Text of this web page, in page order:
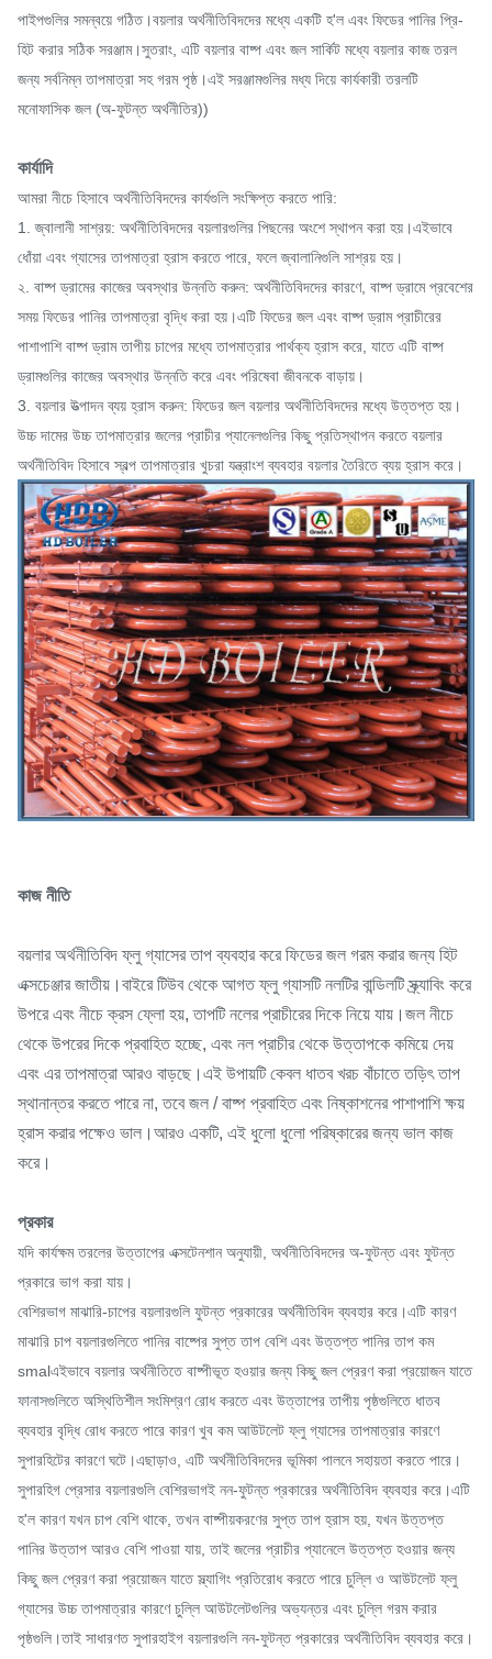
পাইপগুলির সমন্বয়ে গঠিত।বয়লার অর্থনীতিবিদদের মধ্যে একটি হ'ল এবং ফিডের পানির প্রি-
হিট করার সঠিক সরঞ্জাম।সুতরাং, এটি বয়লার বাষ্প এবং জল সার্কিট মধ্যে বয়লার কাজ তরল
জন্য সর্বনিম্ন তাপমাত্রা সহ গরম পৃষ্ঠ।এই সরঞ্জামগুলির মধ্য দিয়ে কার্যকারী তরলটি
মনোফাসিক জল (অ-ফুটন্ত অর্থনীতির))
কার্যাদি
আমরা নীচে হিসাবে অর্থনীতিবিদদের কার্যগুলি সংক্ষিপ্ত করতে পারি:
1. জ্বালানী সাশ্রয়: অর্থনীতিবিদদের বয়লারগুলির পিছনের অংশে স্থাপন করা হয়।এইভাবে
ধোঁয়া এবং গ্যাসের তাপমাত্রা হ্রাস করতে পারে, ফলে জ্বালানিগুলি সাশ্রয় হয়।
২. বাষ্প ড্রামের কাজের অবস্থার উন্নতি করুন: অর্থনীতিবিদদের কারণে, বাষ্প ড্রামে প্রবেশের
সময় ফিডের পানির তাপমাত্রা বৃদ্ধি করা হয়।এটি ফিডের জল এবং বাষ্প ড্রাম প্রাচীরের
পাশাপাশি বাষ্প ড্রাম তাপীয় চাপের মধ্যে তাপমাত্রার পার্থক্য হ্রাস করে, যাতে এটি বাষ্প
ড্রামগুলির কাজের অবস্থার উন্নতি করে এবং পরিষেবা জীবনকে বাড়ায়।
3. বয়লার উত্পাদন ব্যয় হ্রাস করুন: ফিডের জল বয়লার অর্থনীতিবিদদের মধ্যে উত্তপ্ত হয়।
উচ্চ দামের উচ্চ তাপমাত্রার জলের প্রাচীর প্যানেলগুলির কিছু প্রতিস্থাপন করতে বয়লার
অর্থনীতিবিদ হিসাবে স্বল্প তাপমাত্রার খুচরা যন্ত্রাংশ ব্যবহার বয়লার তৈরিতে ব্যয় হ্রাস করে।
কাজ নীতি
বয়লার অর্থনীতিবিদ ফ্লু গ্যাসের তাপ ব্যবহার করে ফিডের জল গরম করার জন্য হিট
এক্সচেঞ্জার জাতীয়।বাইরে টিউব থেকে আগত ফ্লু গ্যাসটি নলটির বান্ডিলটি স্ক্র্যাবিং করে
উপরে এবং নীচে ক্রস ফ্লো হয়, তাপটি নলের প্রাচীরের দিকে নিয়ে যায়।জল নীচে
থেকে উপরের দিকে প্রবাহিত হচ্ছে, এবং নল প্রাচীর থেকে উত্তাপকে কমিয়ে দেয়
এবং এর তাপমাত্রা আরও বাড়ছে।এই উপায়টি কেবল ধাতব খরচ বাঁচাতে তড়িৎ তাপ
স্থানান্তর করতে পারে না, তবে জল / বাষ্প প্রবাহিত এবং নিষ্কাশনের পাশাপাশি ক্ষয়
হ্রাস করার পক্ষেও ভাল।আরও একটি, এই ধুলো ধুলো পরিষ্কারের জন্য ভাল কাজ
করে।
প্রকার
যদি কার্যক্ষম তরলের উত্তাপের এক্সটেনশান অনুযায়ী, অর্থনীতিবিদদের অ-ফুটন্ত এবং ফুটন্ত
প্রকারে ভাগ করা যায়।
বেশিরভাগ মাঝারি-চাপের বয়লারগুলি ফুটন্ত প্রকারের অর্থনীতিবিদ ব্যবহার করে।এটি কারণ
মাঝারি চাপ বয়লারগুলিতে পানির বাষ্পের সুপ্ত তাপ বেশি এবং উত্তপ্ত পানির তাপ কম
smalএইভাবে বয়লার অর্থনীতিতে বাষ্পীভূত হওয়ার জন্য কিছু জল প্রেরণ করা প্রয়োজন যাতে
ফানাসগুলিতে অস্থিতিশীল সংমিশ্রণ রোধ করতে এবং উত্তাপের তাপীয় পৃষ্ঠগুলিতে ধাতব
ব্যবহার বৃদ্ধি রোধ করতে পারে কারণ খুব কম আউটলেট ফ্লু গ্যাসের তাপমাত্রার কারণে
সুপারহিটের কারণে ঘটে।এছাড়াও, এটি অর্থনীতিবিদদের ভূমিকা পালনে সহায়তা করতে পারে।
সুপারহিগ প্রেসার বয়লারগুলি বেশিরভাগই নন-ফুটন্ত প্রকারের অর্থনীতিবিদ ব্যবহার করে।এটি
হ'ল কারণ যখন চাপ বেশি থাকে, তখন বাষ্পীয়করণের সুপ্ত তাপ হ্রাস হয়, যখন উত্তপ্ত
পানির উত্তাপ আরও বেশি পাওয়া যায়, তাই জলের প্রাচীর প্যানেলে উত্তপ্ত হওয়ার জন্য
কিছু জল প্রেরণ করা প্রয়োজন যাতে স্ল্যাগিং প্রতিরোধ করতে পারে চুল্লি ও আউটলেট ফ্লু
গ্যাসের উচ্চ তাপমাত্রার কারণে চুল্লি আউটলেটগুলির অভ্যন্তর এবং চুল্লি গরম করার
পৃষ্ঠগুলি।তাই সাধারণত সুপারহাইগ বয়লারগুলি নন-ফুটন্ত প্রকারের অর্থনীতিবিদ ব্যবহার করে।